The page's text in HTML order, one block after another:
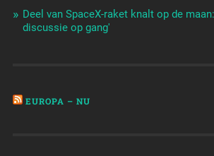
Deel van SpaceX-raket knalt op de
discussie op gang'
EUROPA – NU